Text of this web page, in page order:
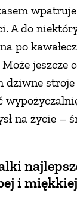
A do
po
jeszcze
dziwne
na życie –
i